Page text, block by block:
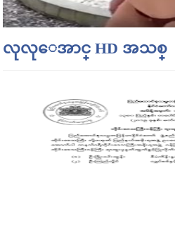
လုလုေအာင္ HD အသစ္